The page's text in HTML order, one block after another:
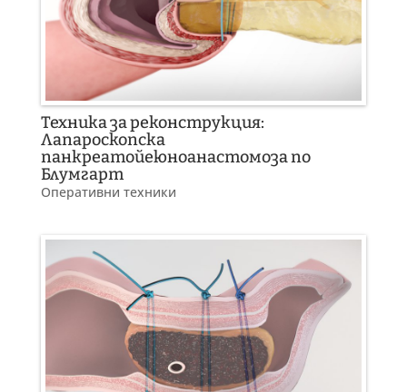
Техника за реконструкция:
Лапароскопска
панкреатойеюноанастомоза по
Блумгарт
Оперативни техники